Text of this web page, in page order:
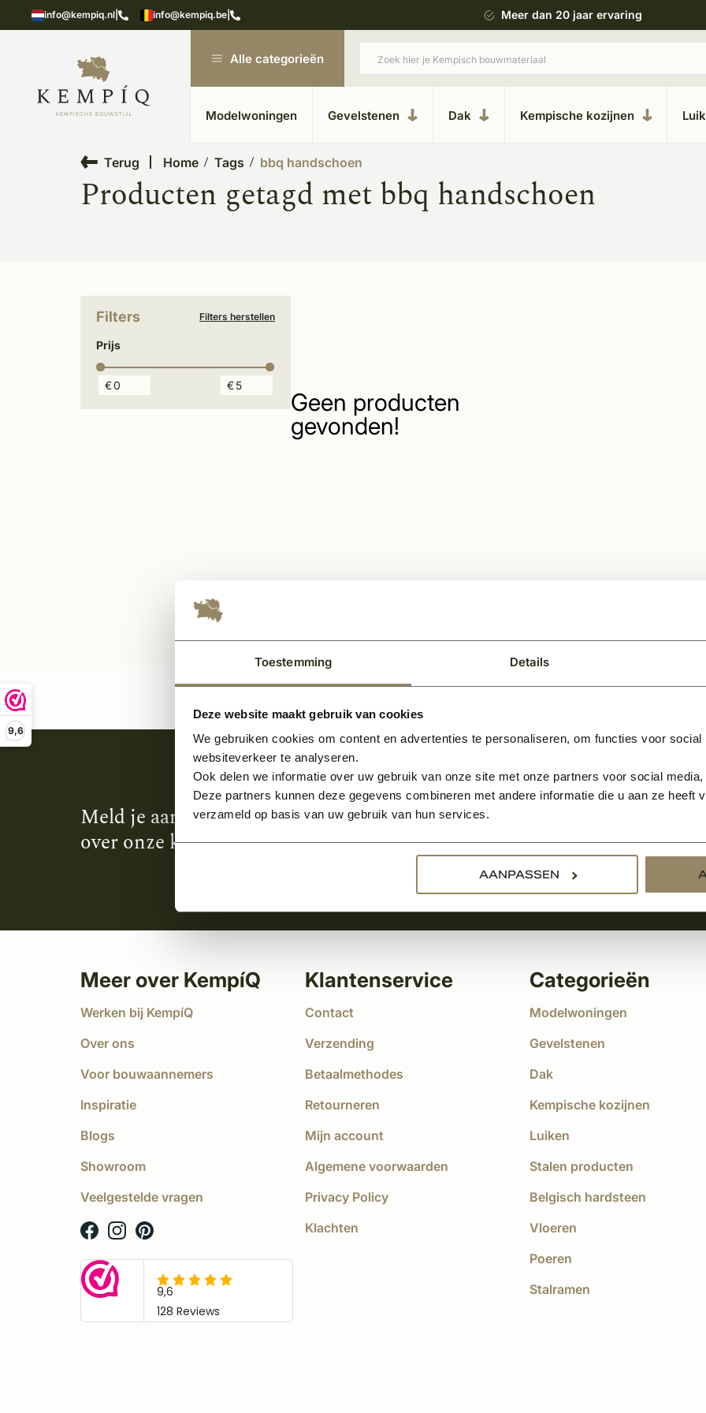
Toestemming Details
Deze website maakt gebruik van cookies
We gebruiken cookies om content en advertenties te personaliseren, om functies voor
websiteverkeer te analyseren.
Ook delen we informatie over uw gebruik van onze site met onze partners voor social
Deze partners kunnen deze gegevens combineren met andere informatie die u aan ze heeft
verzameld op basis van uw gebruik van hun services.
AANPASSEN
9,6
info@kempiq.nl info@kempiq.be
in Kesteren Unieke materialen in kempische bouwstijl Meer dan 20 jaar ervaring
Alle categorieën
Modelwoningen Gevelstenen Dak Kempische kozijnen
Terug Home Tags bbq handschoen
Producten getagd met bbq handschoen
Filters Filters herstellen
Prijs
€ €
Geen producten
gevonden!
Meld je aan en ontvang het laatste nieuws
over onze kempische bouwstijl!
Meer over KempíQ
Werken bij KempíQ
Over ons
Voor bouwaannemers
Inspiratie
Blogs
Showroom
Veelgestelde vragen
Klantenservice
Contact
Verzending
Betaalmethodes
Retourneren
Mijn account
Algemene voorwaarden
Privacy Policy
Klachten
Categorieën
Modelwoningen
Gevelstenen
Dak
Kempische kozijnen
Luiken
Stalen producten
Belgisch hardsteen
Vloeren
Poeren
Stalramen